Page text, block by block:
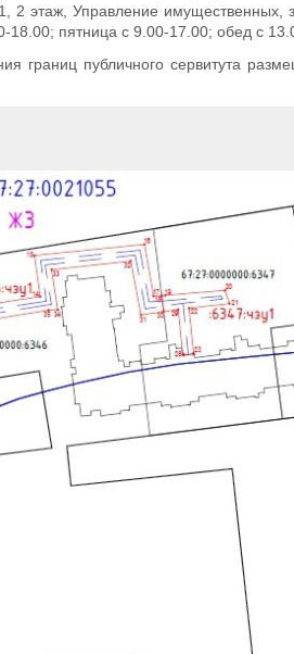
2 этаж, Управление
пятница с 9.00-17.00; обед с
границ публичного сервитута